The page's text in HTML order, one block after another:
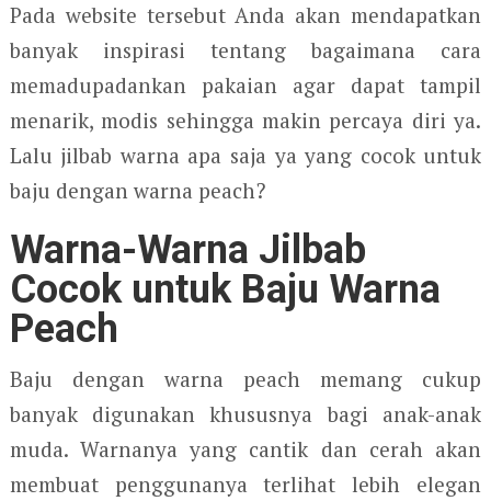
Pada website tersebut Anda akan mendapatkan
banyak inspirasi tentang bagaimana cara
memadupadankan pakaian agar dapat tampil
menarik, modis sehingga makin percaya diri ya.
Lalu jilbab warna apa saja ya yang cocok untuk
baju dengan warna peach?
Warna-Warna Jilbab
Cocok untuk Baju Warna
Peach
Baju dengan warna peach memang cukup
banyak digunakan khususnya bagi anak-anak
muda. Warnanya yang cantik dan cerah akan
membuat penggunanya terlihat lebih elegan